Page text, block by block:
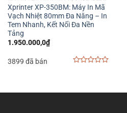
Xprinter XP-350BM: Máy In Mã
Vạch Nhiệt 80mm Đa Năng – In
Tem Nhanh, Kết Nối Đa Nền
Tảng
1.950.000,0₫
3899 đã bán
5